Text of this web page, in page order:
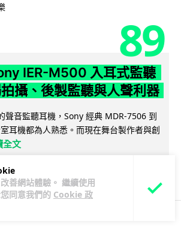
善網站體驗。 繼續使用
同意我們的 Cookie 政
89
IER-M500 入耳式監聽
攝、後製監聽與人聲利器
聲音監聽耳機，Sony 經典 MDR-7506 到
耳機都為人熟悉。而現在舞台製作者與創
全文
享